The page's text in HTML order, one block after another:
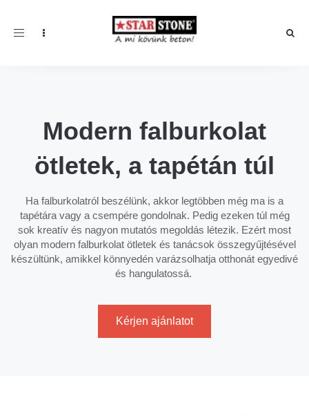
Toggle navigation
Modern falburkolat
ötletek, a tapétán túl
Ha falburkolatról beszélünk, akkor legtöbben még ma is a
tapétára vagy a csempére gondolnak. Pedig ezeken túl még
sok kreatív és nagyon mutatós megoldás létezik. Ezért most
olyan modern falburkolat ötletek és tanácsok összegyűjtésével
készültünk, amikkel könnyedén varázsolhatja otthonát egyedivé
és hangulatossá.
Kérjen ajánlatot